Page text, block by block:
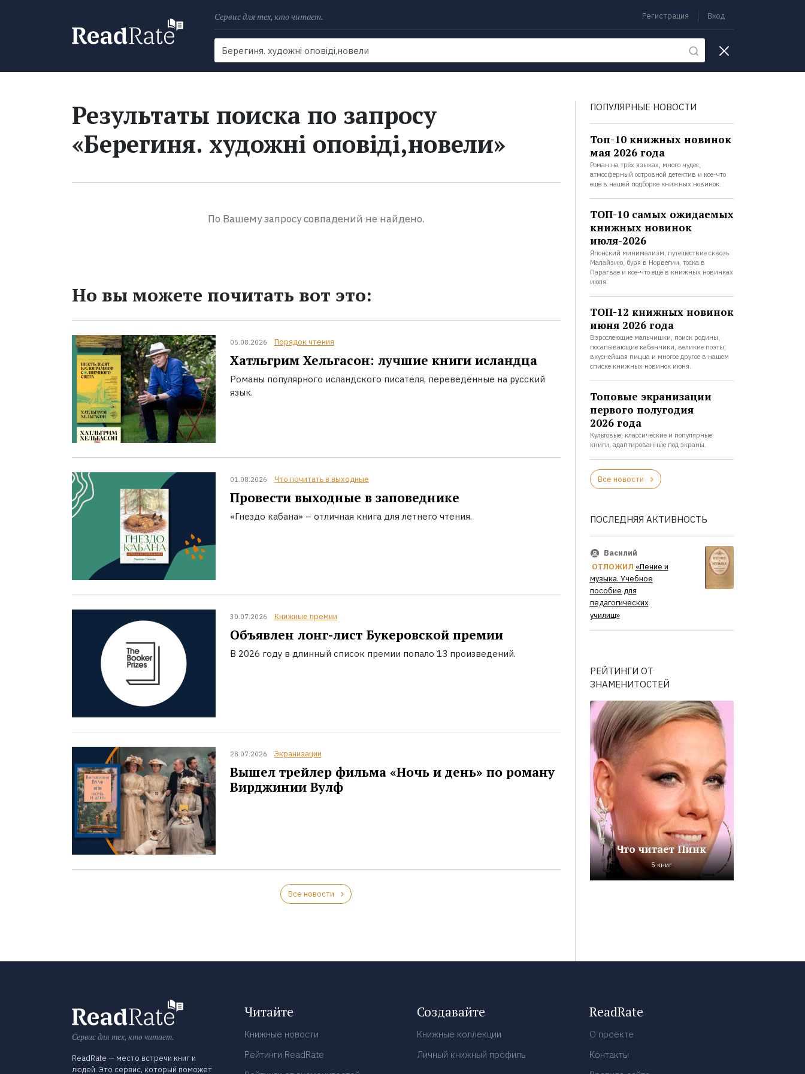
Сервис для тех, кто читает. Регистрация Вход
Поиск
Новости Рейтинги Книги
Результаты поиска по запросу
«Берегиня. художні оповіді,новели»
По Вашему запросу совпадений не найдено.
Но вы можете почитать вот это:
05.08.2026 Порядок чтения
Хатльгрим Хельгасон: лучшие книги исландца
Романы популярного исландского писателя, переведённые на русский
язык.
01.08.2026 Что почитать в выходные
Провести выходные в заповеднике
«Гнездо кабана» – отличная книга для летнего чтения.
30.07.2026 Книжные премии
Объявлен лонг-лист Букеровской премии
В 2026 году в длинный список премии попало 13 произведений.
28.07.2026 Экранизации
Вышел трейлер фильма «Ночь и день» по роману
Вирджинии Вулф
Все новости
ПОПУЛЯРНЫЕ НОВОСТИ
Топ-10 книжных новинок
мая 2026 года
Роман на трёх языках, много чудес,
атмосферный островной детектив и кое-что
ещё в нашей подборке книжных новинок.
ТОП-10 самых ожидаемых
книжных новинок
июля-2026
Японский минимализм, путешествие сквозь
Малайзию, буря в Норвегии, тоска в
Парагвае и кое-что ещё в книжных новинках
июля.
ТОП-12 книжных новинок
июня 2026 года
Взрослеющие мальчишки, поиск родины,
посапывающие кабанчики, великие поэты,
вкуснейшая пицца и многое другое в нашем
списке книжных новинок июня.
Топовые экранизации
первого полугодия
2026 года
Культовые, классические и популярные
книги, адаптированные под экраны.
Все новости
ПОСЛЕДНЯЯ АКТИВНОСТЬ
Василий
ОТЛОЖИЛ «Пение и
музыка. Учебное
пособие для
педагогических
училищ»
РЕЙТИНГИ ОТ
ЗНАМЕНИТОСТЕЙ
Что читает Пинк
5 книг
Сервис для тех, кто читает.
ReadRate — место встречи книг и
людей. Это сервис, который поможет
Читайте
Книжные новости
Рейтинги ReadRate
Создавайте
Книжные коллекции
Личный книжный профиль
ReadRate
О проекте
Контакты